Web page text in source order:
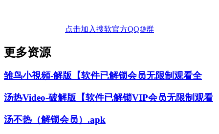
点击加入搜软官方QQ⑩群
更多资源
雏鸟小視頻-解版【软件已解锁会员无限制观看全
汤热Video-破解版【软件已解锁VIP会员无限制观看
汤不热（解锁会员）.apk